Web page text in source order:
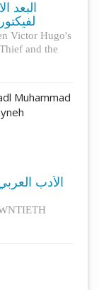
البعد
Victor Hugo's
and the
Muhammad
الأدب